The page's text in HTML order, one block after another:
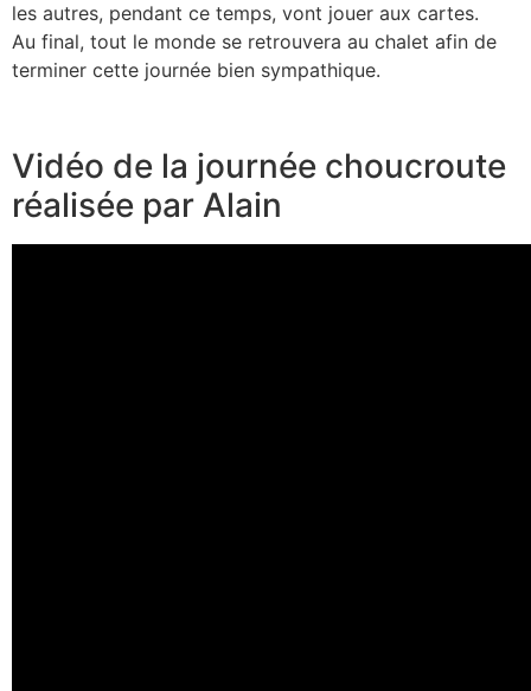
les autres, pendant ce temps, vont jouer aux cartes.
Au final, tout le monde se retrouvera au chalet afin de
terminer cette journée bien sympathique.
Vidéo de la journée choucroute
réalisée par Alain